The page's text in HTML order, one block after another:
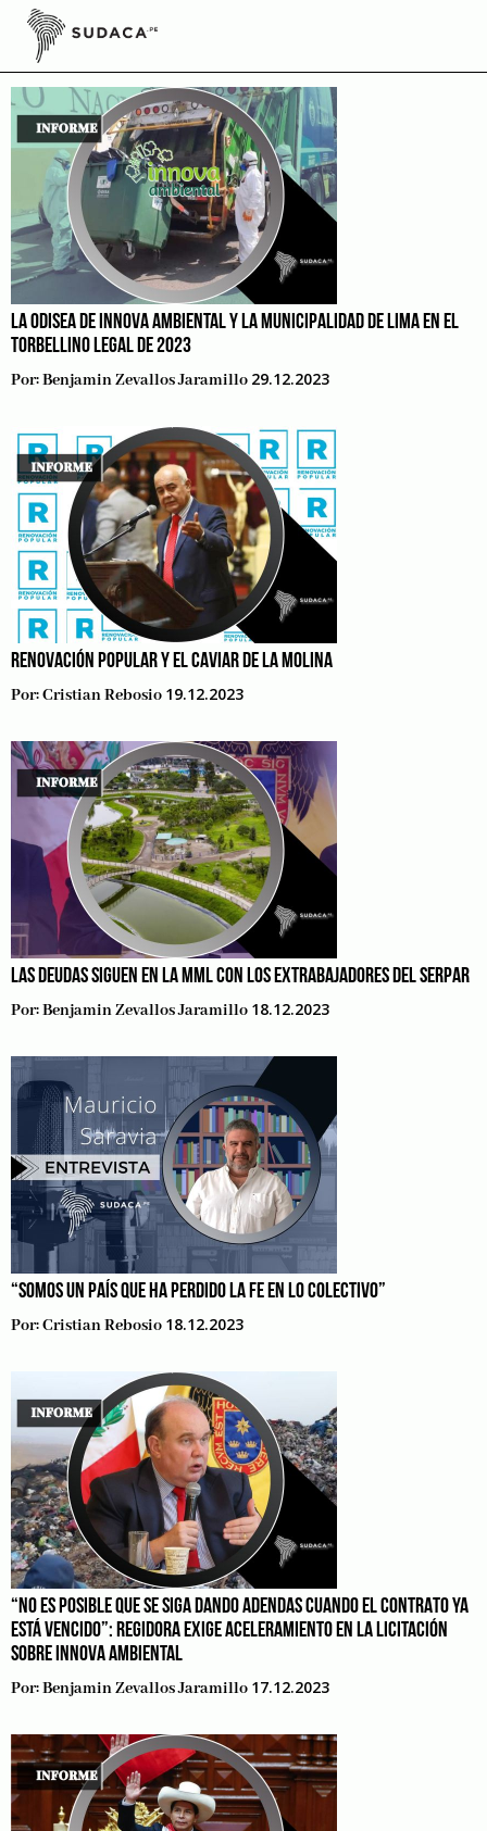
Skip
contentInformes
LA ODISEA DE INNOVA AMBIENTAL Y LA MUNICIPALIDAD DE LIMA EN EL
TORBELLINO LEGAL DE 2023
Por:Benjamin Zevallos Jaramillo 29.12.2023
RENOVACIÓN POPULAR Y EL CAVIAR DE LA MOLINA
Por:Cristian Rebosio 19.12.2023
LAS DEUDAS SIGUEN EN LA MML CON LOS EXTRABAJADORES DEL SERPAR
Por:Benjamin Zevallos Jaramillo 18.12.2023
“SOMOS UN PAÍS QUE HA PERDIDO LA FE EN LO COLECTIVO”
Por:Cristian Rebosio 18.12.2023
“NO ES POSIBLE QUE SE SIGA DANDO ADENDAS CUANDO EL CONTRATO YA
ESTÁ VENCIDO”: REGIDORA EXIGE ACELERAMIENTO EN LA LICITACIÓN
SOBRE INNOVA AMBIENTAL
Por:Benjamin Zevallos Jaramillo 17.12.2023